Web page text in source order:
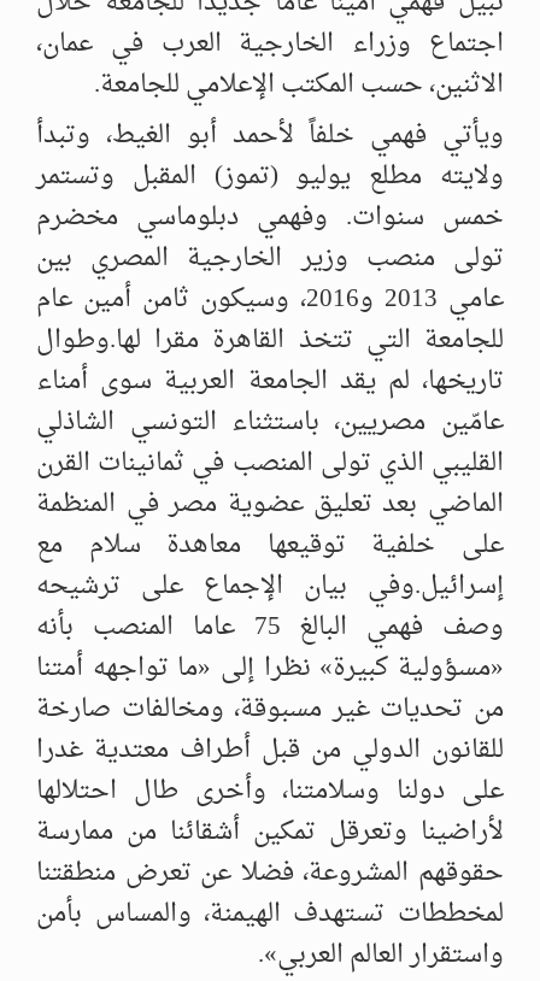
اجتماع وزراء الخارجية العرب في عمان،
الاثنين، حسب المكتب الإعلامي للجامعة.
ويأتي فهمي خلفاً لأحمد أبو الغيط، وتبدأ
ولايته مطلع يوليو (تموز) المقبل وتستمر
خمس سنوات. وفهمي دبلوماسي مخضرم
تولى منصب وزير الخارجية المصري بين
عامي 2013 و2016، وسيكون ثامن أمين عام
للجامعة التي تتخذ القاهرة مقرا لها.وطوال
تاريخها، لم يقد الجامعة العربية سوى أمناء
عامّين مصريين، باستثناء التونسي الشاذلي
القليبي الذي تولى المنصب في ثمانينات القرن
الماضي بعد تعليق عضوية مصر في المنظمة
على خلفية توقيعها معاهدة سلام مع
إسرائيل.وفي بيان الإجماع على ترشيحه
وصف فهمي البالغ 75 عاما المنصب بأنه
«مسؤولية كبيرة» نظرا إلى «ما تواجهه أمتنا
من تحديات غير مسبوقة، ومخالفات صارخة
للقانون الدولي من قبل أطراف معتدية غدرا
على دولنا وسلامتنا، وأخرى طال احتلالها
لأراضينا وتعرقل تمكين أشقائنا من ممارسة
حقوقهم المشروعة، فضلا عن تعرض منطقتنا
لمخططات تستهدف الهيمنة، والمساس بأمن
واستقرار العالم العربي».